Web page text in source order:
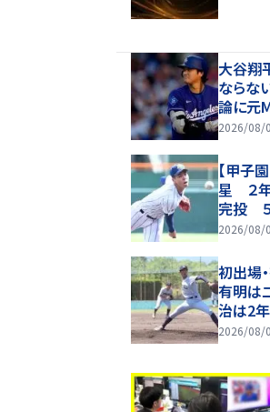
大谷翔
ならな
論に元
打を打
2026/08/
【甲子
星 ２
完投 ５
2026/08/
初出場
有明は
治は2
子園】
2026/08/